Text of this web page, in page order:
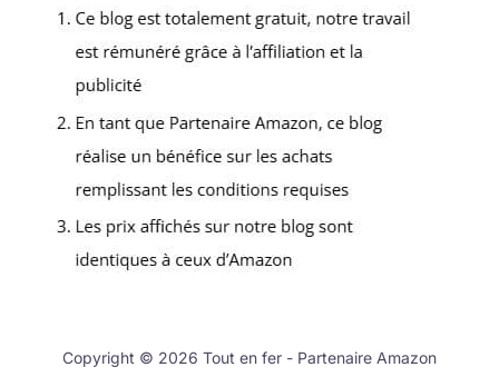
Copyright © 2026 Tout en fer - Partenaire Amazon